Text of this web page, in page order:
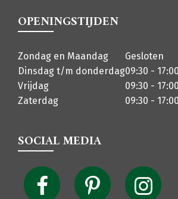
OPENINGSTIJDEN
Zondag en Maandag
Gesloten
Dinsdag t/m donderdag09:30 - 17:00
Vrijdag
09:30 - 17:00
Zaterdag
09:30 - 17:00
SOCIAL MEDIA